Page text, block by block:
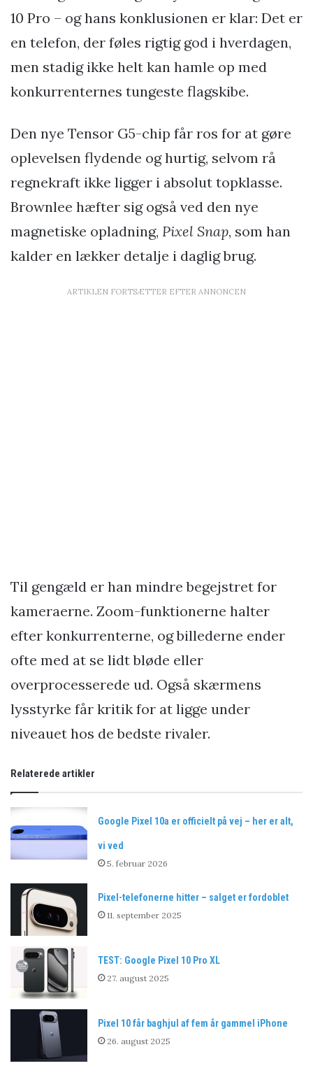
10 Pro – og hans konklusionen er klar: Det er
en telefon, der føles rigtig god i hverdagen,
men stadig ikke helt kan hamle op med
konkurrenternes tungeste flagskibe.
Den nye Tensor G5-chip får ros for at gøre
oplevelsen flydende og hurtig, selvom rå
regnekraft ikke ligger i absolut topklasse.
Brownlee hæfter sig også ved den nye
magnetiske opladning, Pixel Snap, som han
kalder en lækker detalje i daglig brug.
ARTIKLEN FORTSÆTTER EFTER ANNONCEN
Til gengæld er han mindre begejstret for
kameraerne. Zoom-funktionerne halter
efter konkurrenterne, og billederne ender
ofte med at se lidt bløde eller
overprocesserede ud. Også skærmens
lysstyrke får kritik for at ligge under
niveauet hos de bedste rivaler.
Relaterede artikler
Google Pixel 10a er officielt på vej – her er alt,
vi ved
5. februar 2026
Pixel-telefonerne hitter – salget er fordoblet
11. september 2025
TEST: Google Pixel 10 Pro XL
27. august 2025
Pixel 10 får baghjul af fem år gammel iPhone
26. august 2025